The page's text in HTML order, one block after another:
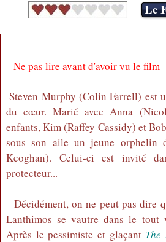
Le
Ne pas lire avant d'avoir vu le film
Steven Murphy (Colin Farrell) est
du cœur. Marié avec Anna
enfants, Kim (Raffey Cassidy) et
sous son aile un jeune orphelin
Keoghan). Celui-ci est invité
protecteur...
Décidément, on ne peut pas dire
Lanthimos se vautre dans le tout
Après le pessimiste et glaçant The